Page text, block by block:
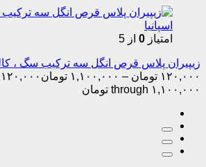
امتیاز 0 از 5
زیپیران پلاس قرص انگل سه ترکیب سگ ،
۱۲۰,۰۰۰ تومان – ۱,۱۰۰,۰۰۰ تومان
through ۱,۱۰۰,۰۰۰ تومان